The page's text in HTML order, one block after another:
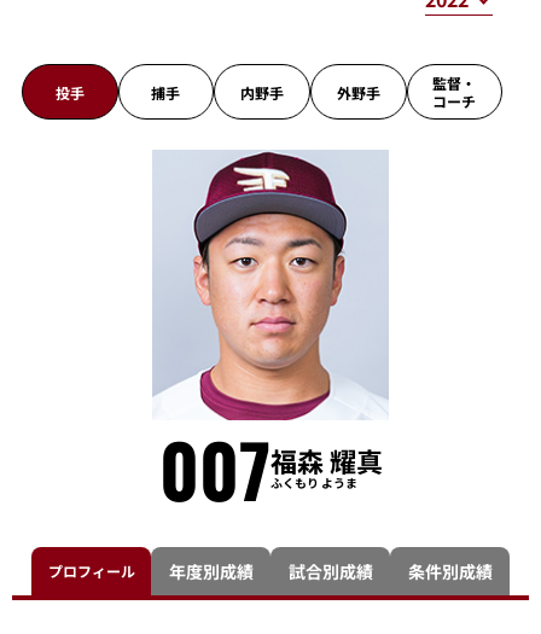
投手 捕手 内野手 外野手
監督・
コーチ
007福森 耀真
ふくもり ようま
プロフィール 年度別成績 試合別成績 条件別成績